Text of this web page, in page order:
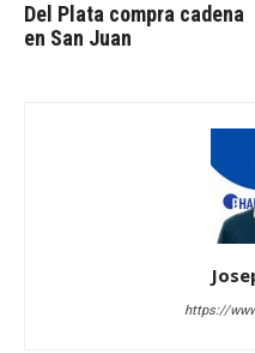
Del Plata compra cadena
en San Juan
https://